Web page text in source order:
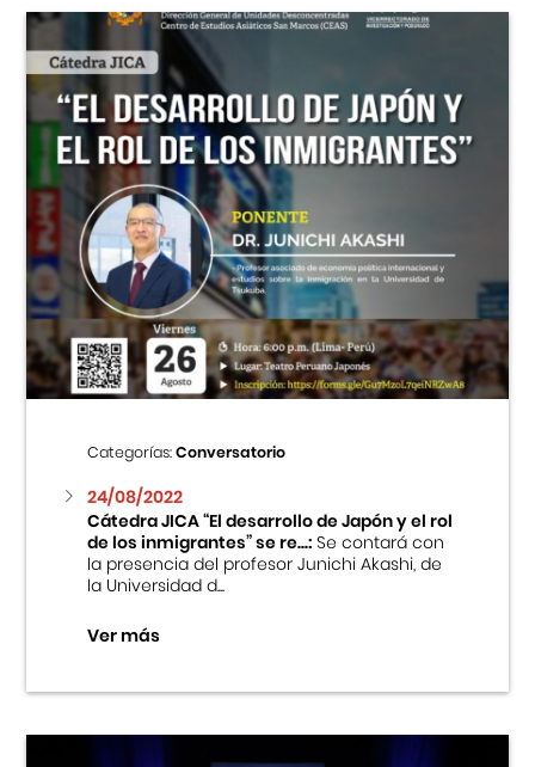
Categorías:Conversatorio
24/08/2022
Cátedra JICA “El desarrollo de Japón y el rol
de los inmigrantes” se re...:Se contará con
la presencia del profesor Junichi Akashi, de
la Universidad d...
Ver más